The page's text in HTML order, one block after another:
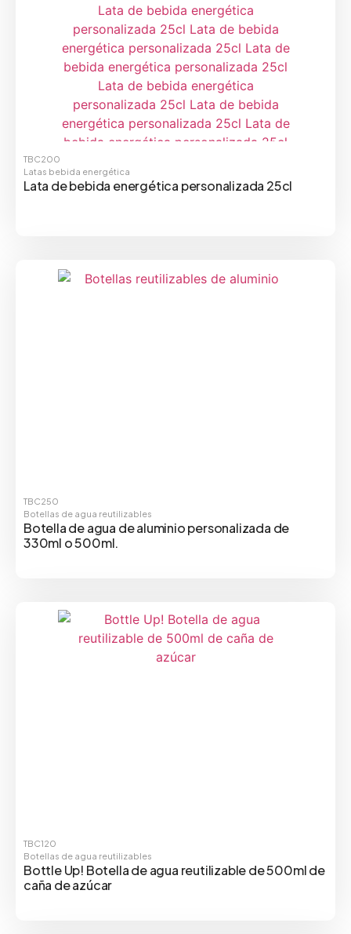
TBC200
Latas bebida energética
Lata de bebida energética personalizada 25cl
TBC250
Botellas de agua reutilizables
Botella de agua de aluminio personalizada de
330ml o 500ml.
TBC120
Botellas de agua reutilizables
Bottle Up! Botella de agua reutilizable de 500ml de
caña de azúcar